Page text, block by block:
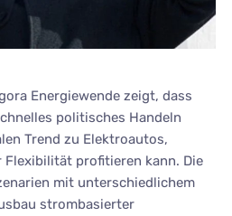
Energiewende zeigt, dass
politisches Handeln
Trend zu Elektroautos,
Flexibilität profitieren kann. Die
mit unterschiedlichem
strombasierter